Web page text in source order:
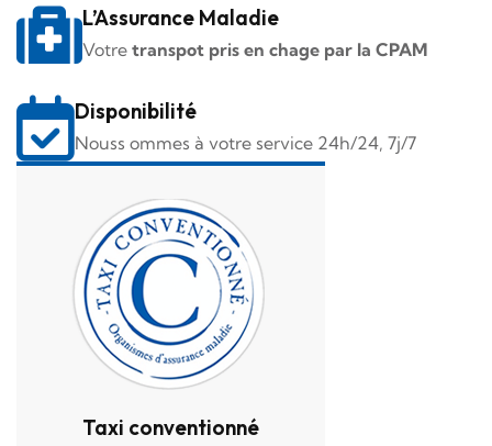
L’Assurance Maladie
Votre transpot pris en chage par la CPAM
Disponibilité
Nouss ommes à votre service 24h/24, 7j/7
Taxi conventionné